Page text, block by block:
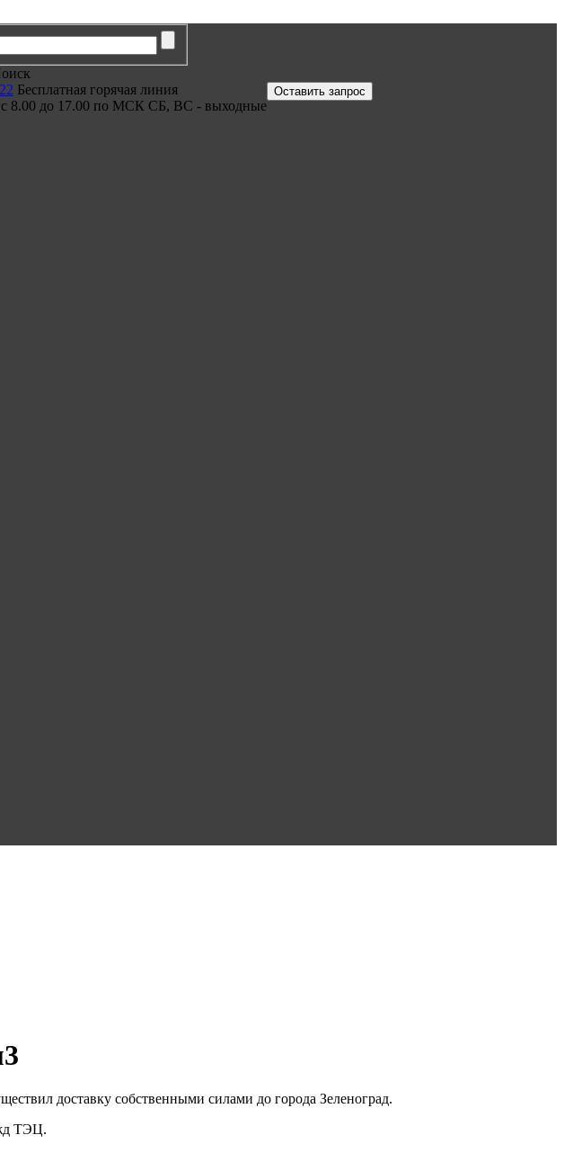
Бесплатная горячая линия
8.00 до 17.00 по МСК СБ, ВС - выходные
Оставить запрос
доставку собственными силами до города Зеленоград.
ТЭЦ.